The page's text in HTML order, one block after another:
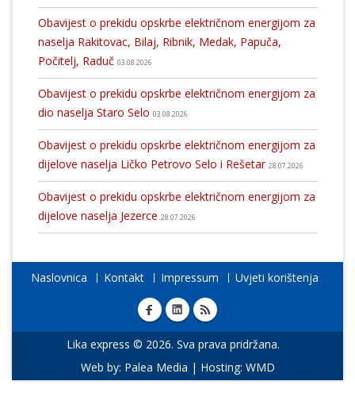
Obavijest o prekidu opskrbe električnom energijom za
naselja Rakitovac, Bilaj, Ribnik, Medak, Papuča,
Počitelj, Raduč 03.08.2026
Obavijest o prekidu opskrbe električnom energijom za
dio naselja Staro Selo 03.08.2026
Obavijest o prekidu opskrbe električnom energijom za
dijelove naselja Ličko Petrovo Selo i Rešetar 28.07.2026
Obavijest o prekidu opskrbe električnom energijom za
dijelove naselja Jezerce 28.07.2026
Naslovnica Kontakt Impressum Uvjeti korištenja
Lika express © 2026. Sva prava pridržana.
Web by: Palea Media | Hosting: WMD